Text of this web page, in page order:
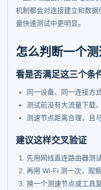
机制都会对连接建立和数
量快速测试中更明显。
怎么判断一个
看是否满足这三个条
同一设备、同一连接方
测试前没有大流量下载
测速节点距离合理，且
建议这样交叉验证
先用网线直连路由器测
再用 Wi-Fi 测一次，观
换一个测速节点或工具